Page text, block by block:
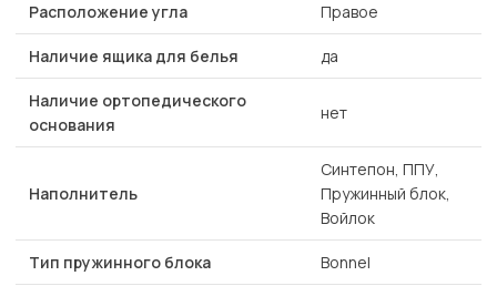
Расположение угла Правое
Наличие ящика для белья да
Наличие ортопедического
основания
нет
Наполнитель
Синтепон, ППУ,
Пружинный блок,
Войлок
Тип пружинного блока Bonnel